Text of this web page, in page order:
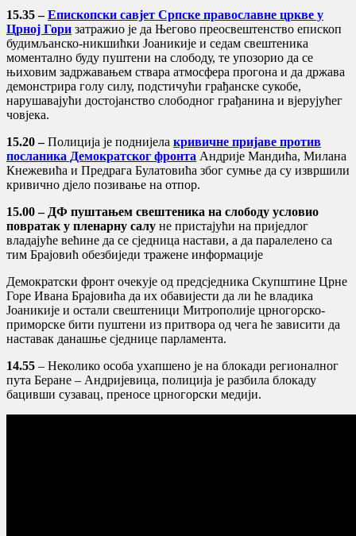
15.35 –Епископски савјет Српске православне цркве у
Црној Гори затражио је да Његово преосвештенство епископ
будимљанско-никшићки Јоаникије и седам свештеника
моментално буду пуштени на слободу, те упозорио да се
њиховим задржавањем ствара атмосфера прогона и да држава
демонстрира голу силу, подстичући грађанске сукобе,
нарушавајући достојанство слободног грађанина и вјерујућег
човјека.
15.20 –Полиција је поднијела кривичне пријаве против
посланика Демократског фронта Андрије Мандића, Милана
Кнежевића и Предрага Булатовића због сумње да су извршили
кривично дjело позивање на отпор.
15.00 – ДФ пуштањем свештеника на слободу условио
повратак у пленарну салу не пристајући на приједлог
владајуће већине да се сједница настави, а да паралелено са
тим Брајовић обезбиједи тражене информације
Демократски фронт очекује од предсједника Скупштине Црне
Горе Ивана Брајовића да их обавијести да ли ће владика
Јоаникије и остали свештеници Митрополије црногорско-
приморске бити пуштени из притвора од чега ће зависити да
наставак данашње сједнице парламента.
14.55 – Неколико особа ухапшено је на блокади регионалног
пута Беране – Андријевица, полиција је разбила блокаду
бацивши сузавац, преносе црногорски медији.